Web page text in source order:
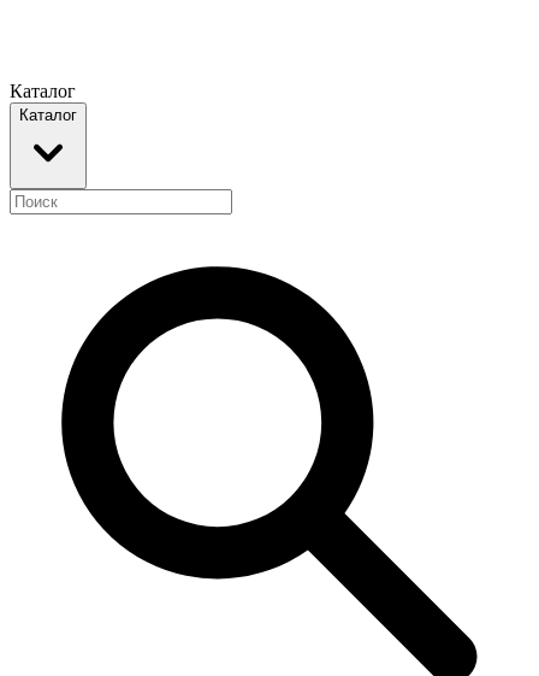
Каталог
Каталог